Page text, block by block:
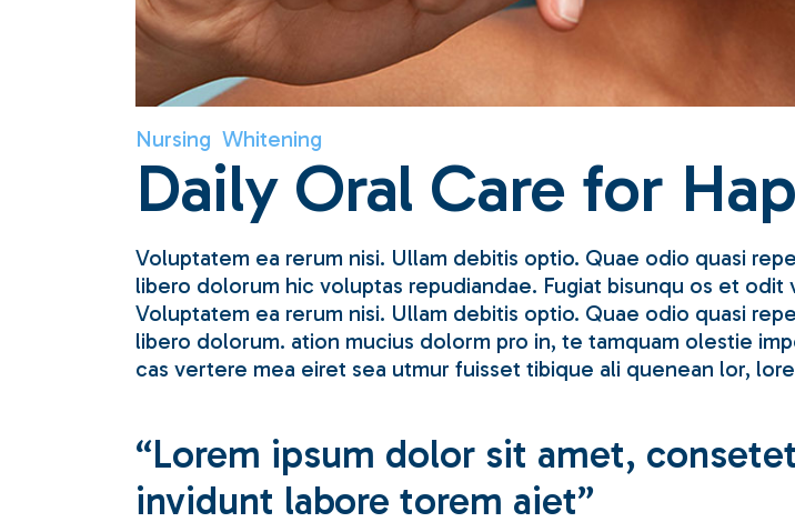
Nursing Whitening
Daily Oral Care for
Voluptatem ea rerum nisi. Ullam debitis optio. Quae odio quasi
libero dolorum hic voluptas repudiandae. Fugiat bisunqu os et
Voluptatem ea rerum nisi. Ullam debitis optio. Quae odio quasi
libero dolorum. ation mucius dolorm pro in, te tamquam olestie
cas vertere mea eiret sea utmur fuisset tibique ali quenean lor,
“Lorem ipsum dolor sit amet,
invidunt labore torem aiet”